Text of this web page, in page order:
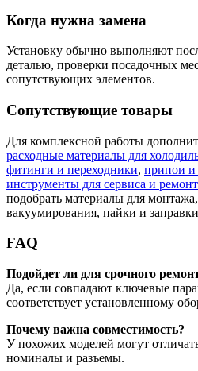
Когда нужна замена
Установку обычно выполняют
деталью, проверки посадочных
сопутствующих элементов.
Сопутствующие товары
Для комплексной работы
расходные материалы для
фитинги и переходники, припои
инструменты для сервиса и
подобрать материалы для
вакуумирования, пайки и
FAQ
Подойдет ли для срочного
Да, если совпадают ключевые
соответствует установленному
Почему важна совместимость?
У похожих моделей могут
номиналы и разъемы.